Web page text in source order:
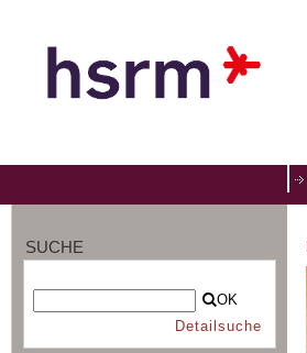
SUCHE
OK
Detailsuche